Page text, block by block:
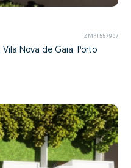
ZMPT557907
Nova de Gaia, Porto